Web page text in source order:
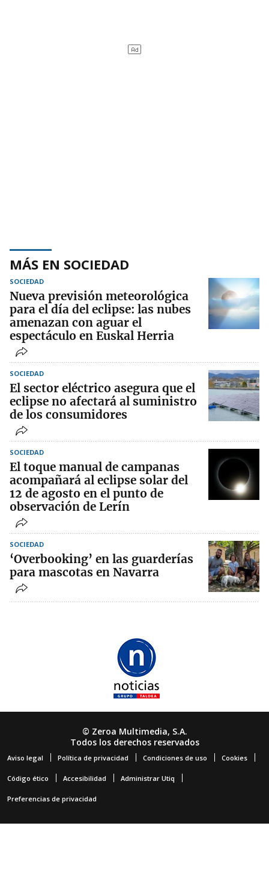
MÁS EN SOCIEDAD
SOCIEDAD
Nueva previsión meteorológica
para el día del eclipse: las nubes
amenazan con aguar el
espectáculo en Euskal Herria
SOCIEDAD
El sector eléctrico asegura que el
eclipse no afectará al suministro
de los consumidores
SOCIEDAD
El toque manual de campanas
acompañará al eclipse solar del
12 de agosto en el punto de
observación de Lerín
SOCIEDAD
‘Overbooking’ en las guarderías
para mascotas en Navarra
© Zeroa Multimedia, S.A.
Todos los derechos reservados
Aviso legal Política de privacidad Condiciones de uso Cookies
Código ético Accesibilidad Administrar Utiq
Preferencias de privacidad